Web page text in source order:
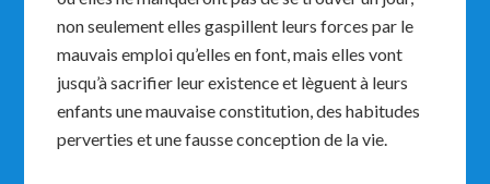
non seulement elles gaspillent leurs forces par le
mauvais emploi qu’elles en font, mais elles vont
jusqu’à sacrifier leur existence et lèguent à leurs
enfants une mauvaise constitution, des habitudes
perverties et une fausse conception de la vie.